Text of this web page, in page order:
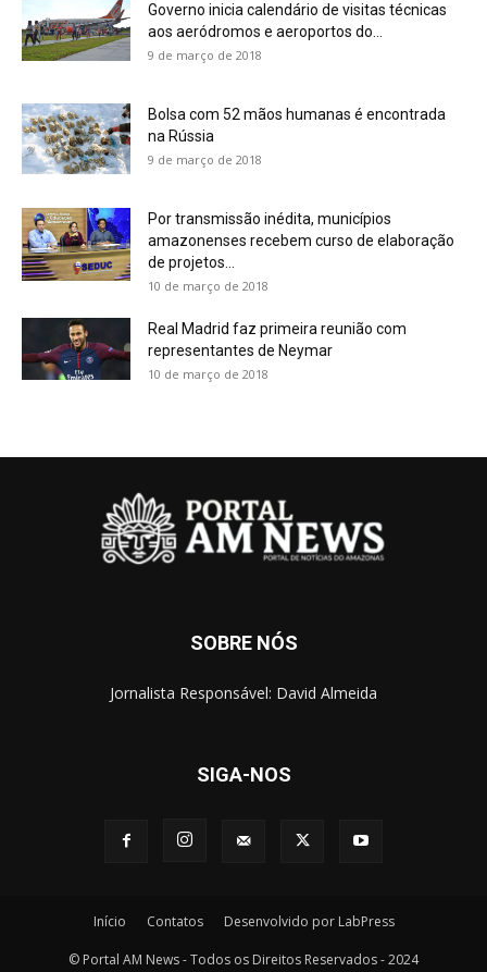
Governo inicia calendário de visitas técnicas
aos aeródromos e aeroportos do...
9 de março de 2018
Bolsa com 52 mãos humanas é encontrada
na Rússia
9 de março de 2018
Por transmissão inédita, municípios
amazonenses recebem curso de elaboração
de projetos...
10 de março de 2018
Real Madrid faz primeira reunião com
representantes de Neymar
10 de março de 2018
SOBRE NÓS
Jornalista Responsável: David Almeida
SIGA-NOS
Início Contatos Desenvolvido por LabPress
© Portal AM News - Todos os Direitos Reservados - 2024